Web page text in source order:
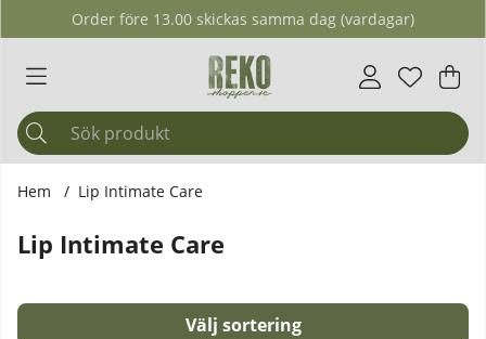
Order före 13.00 skickas samma dag (vardagar)
Antal i
. .
Hem Lip Intimate Care
Lip Intimate Care
Sortera